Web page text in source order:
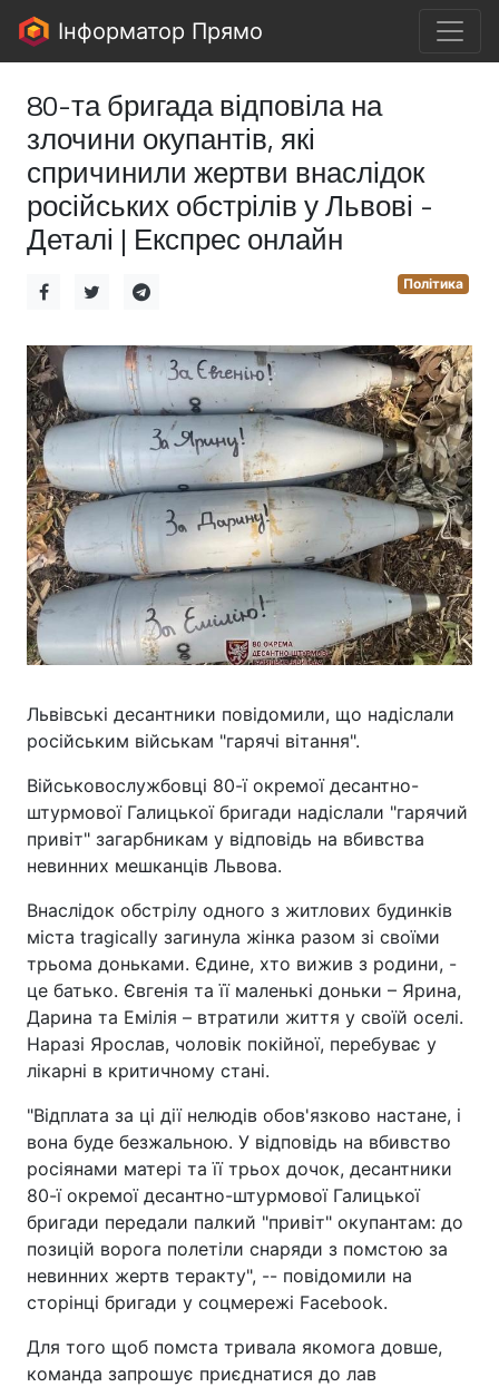
Інформатор Прямо
80-та бригада відповіла на
злочини окупантів, які
спричинили жертви внаслідок
російських обстрілів у Львові -
Деталі | Експрес онлайн
Політика
Львівські десантники повідомили, що надіслали
російським військам "гарячі вітання".
Військовослужбовці 80-ї окремої десантно-
штурмової Галицької бригади надіслали "гарячий
привіт" загарбникам у відповідь на вбивства
невинних мешканців Львова.
Внаслідок обстрілу одного з житлових будинків
міста tragically загинула жінка разом зі своїми
трьома доньками. Єдине, хто вижив з родини, -
це батько. Євгенія та її маленькі доньки – Ярина,
Дарина та Емілія – втратили життя у своїй оселі.
Наразі Ярослав, чоловік покійної, перебуває у
лікарні в критичному стані.
"Відплата за ці дії нелюдів обов'язково настане, і
вона буде безжальною. У відповідь на вбивство
росіянами матері та її трьох дочок, десантники
80-ї окремої десантно-штурмової Галицької
бригади передали палкий "привіт" окупантам: до
позицій ворога полетіли снаряди з помстою за
невинних жертв теракту", -- повідомили на
сторінці бригади у соцмережі Facebook.
Для того щоб помста тривала якомога довше,
команда запрошує приєднатися до лав